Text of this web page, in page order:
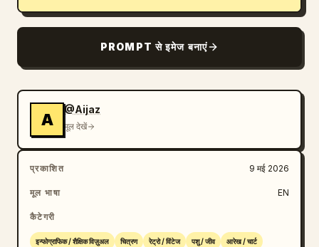
PROMPT से इमेज बनाएं
A
@Aijaz
मूल देखें
प्रकाशित 9 मई 2026
मूल भाषा EN
कैटेगरी
इन्फोग्राफिक / शैक्षिक विज़ुअल चित्रण रेट्रो / विंटेज पशु / जीव आरेख / चार्ट